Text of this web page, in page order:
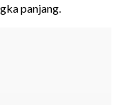
panjang.